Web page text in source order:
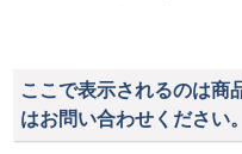
ここで表示されるのは商
はお問い合わせください。